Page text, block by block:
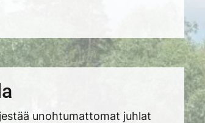
unohtumattomat juhlat